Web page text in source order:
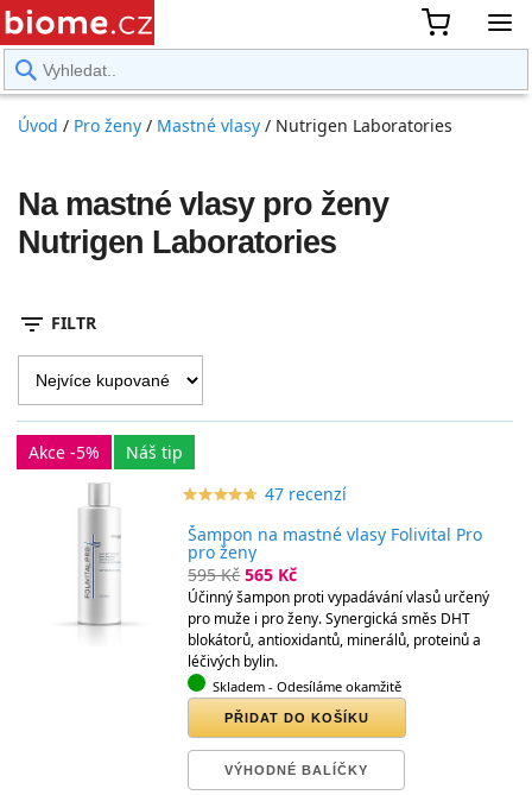
Úvod / Pro ženy / Mastné vlasy / Nutrigen Laboratories
Na mastné vlasy pro ženy
Nutrigen Laboratories
filter_list FILTR
Akce -5% Náš tip
star_borderstar_borderstar_borderstar_borderstar_border
starstarstarstarstar 47 recenzí
Šampon na mastné vlasy Folivital Pro
pro ženy
595 Kč 565 Kč
Účinný šampon proti vypadávání vlasů určený
pro muže i pro ženy. Synergická směs DHT
blokátorů, antioxidantů, minerálů, proteinů a
léčivých bylin.
Skladem - Odesíláme okamžitě
PŘIDAT DO KOŠÍKU
VÝHODNÉ BALÍČKY